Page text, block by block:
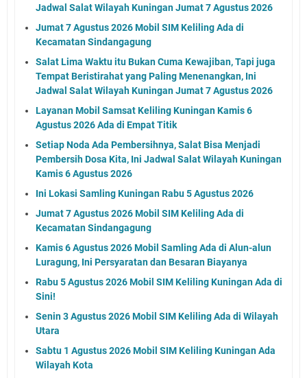
Jadwal Salat Wilayah Kuningan Jumat 7 Agustus 2026
Jumat 7 Agustus 2026 Mobil SIM Keliling Ada di
Kecamatan Sindangagung
Salat Lima Waktu itu Bukan Cuma Kewajiban, Tapi juga
Tempat Beristirahat yang Paling Menenangkan, Ini
Jadwal Salat Wilayah Kuningan Jumat 7 Agustus 2026
Layanan Mobil Samsat Keliling Kuningan Kamis 6
Agustus 2026 Ada di Empat Titik
Setiap Noda Ada Pembersihnya, Salat Bisa Menjadi
Pembersih Dosa Kita, Ini Jadwal Salat Wilayah Kuningan
Kamis 6 Agustus 2026
Ini Lokasi Samling Kuningan Rabu 5 Agustus 2026
Jumat 7 Agustus 2026 Mobil SIM Keliling Ada di
Kecamatan Sindangagung
Kamis 6 Agustus 2026 Mobil Samling Ada di Alun-alun
Luragung, Ini Persyaratan dan Besaran Biayanya
Rabu 5 Agustus 2026 Mobil SIM Keliling Kuningan Ada di
Sini!
Senin 3 Agustus 2026 Mobil SIM Keliling Ada di Wilayah
Utara
Sabtu 1 Agustus 2026 Mobil SIM Keliling Kuningan Ada
Wilayah Kota